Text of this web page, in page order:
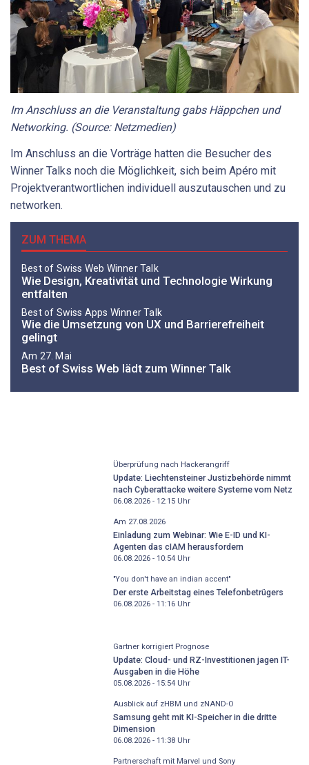
Im Anschluss an die Veranstaltung gabs Häppchen und
Networking. (Source: Netzmedien)
Im Anschluss an die Vorträge hatten die Besucher des
Winner Talks noch die Möglichkeit, sich beim Apéro mit
Projektverantwortlichen individuell auszutauschen und zu
networken.
ZUM THEMA
Best of Swiss Web Winner Talk
Wie Design, Kreativität und Technologie Wirkung
entfalten
Best of Swiss Apps Winner Talk
Wie die Umsetzung von UX und Barrierefreiheit
gelingt
Am 27. Mai
Best of Swiss Web lädt zum Winner Talk
Überprüfung nach Hackerangriff
Update: Liechtensteiner Justizbehörde nimmt
nach Cyberattacke weitere Systeme vom Netz
06.08.2026 - 12:15Uhr
Am 27.08.2026
Einladung zum Webinar: Wie E-ID und KI-
Agenten das cIAM herausfordern
06.08.2026 - 10:54Uhr
"You don't have an indian accent"
Der erste Arbeitstag eines Telefonbetrügers
06.08.2026 - 11:16Uhr
Gartner korrigiert Prognose
Update: Cloud- und RZ-Investitionen jagen IT-
Ausgaben in die Höhe
05.08.2026 - 15:54Uhr
Ausblick auf zHBM und zNAND-O
Samsung geht mit KI-Speicher in die dritte
Dimension
06.08.2026 - 11:38Uhr
Partnerschaft mit Marvel und Sony